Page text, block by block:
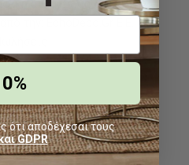
απεικόνισή τους στην
ότι αποδέχεσαι τους
GDPR